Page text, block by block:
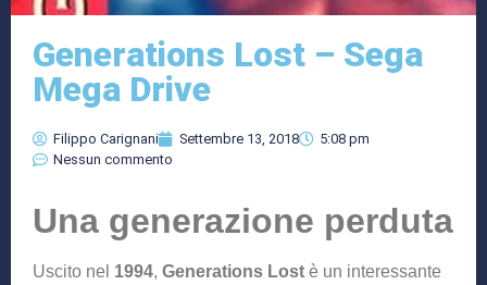
Generations Lost – Sega
Mega Drive
Filippo Carignani Settembre 13, 2018
5:08 pm
Nessun commento
Una generazione perduta
Uscito nel 1994, Generations Lost è un interessante